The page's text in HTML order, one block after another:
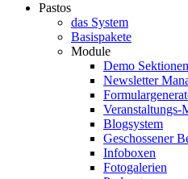
Pastos
das System
Basispakete
Module
Demo
Newsletter
Veranstaltungs-
Blogsystem
Geschossener
Infoboxen
Fotogalerien